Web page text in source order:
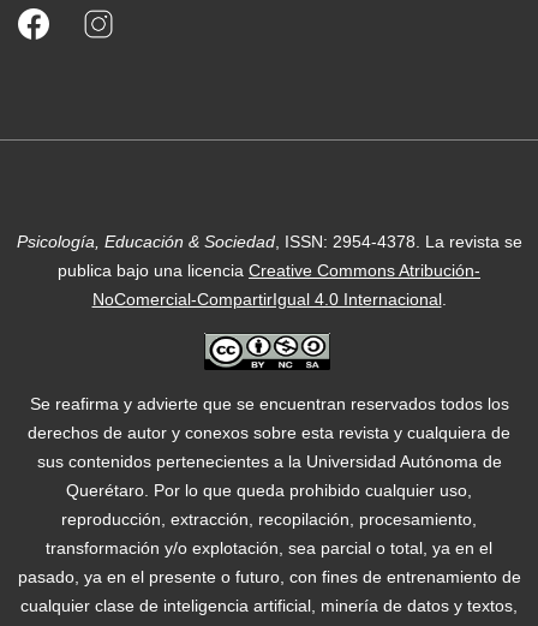
Psicología, Educación & Sociedad, ISSN: 2954-4378. La revista se
publica bajo una licencia Creative Commons Atribución-
NoComercial-CompartirIgual 4.0 Internacional.
Se reafirma y advierte que se encuentran reservados todos los
derechos de autor y conexos sobre esta revista y cualquiera de
sus contenidos pertenecientes a la Universidad Autónoma de
Querétaro. Por lo que queda prohibido cualquier uso,
reproducción, extracción, recopilación, procesamiento,
transformación y/o explotación, sea parcial o total, ya en el
pasado, ya en el presente o futuro, con fines de entrenamiento de
cualquier clase de inteligencia artificial, minería de datos y textos,